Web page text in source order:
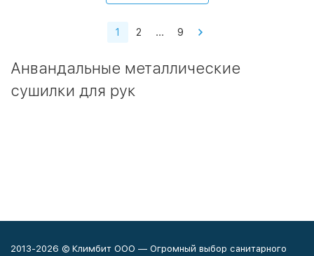
1 2 ... 9
Анвандальные металлические
сушилки для рук
2013-2026 © Климбит ООО — Огромный выбор санитарного